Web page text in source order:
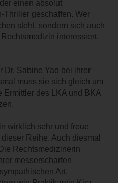
einen absolut
Thriller geschaffen. Wer
steht, sondern sich auch
interessiert,
Dr. Sabine Yao bei ihrer
muss sie sich gleich um
Ermittler des LKA und BKA
wirklich sehr und freue
Reihe. Auch diesmal
Rechtsmedizinerin
messerscharfen
Art.